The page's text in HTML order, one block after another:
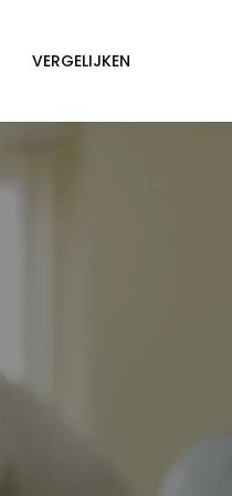
VERGELIJKEN